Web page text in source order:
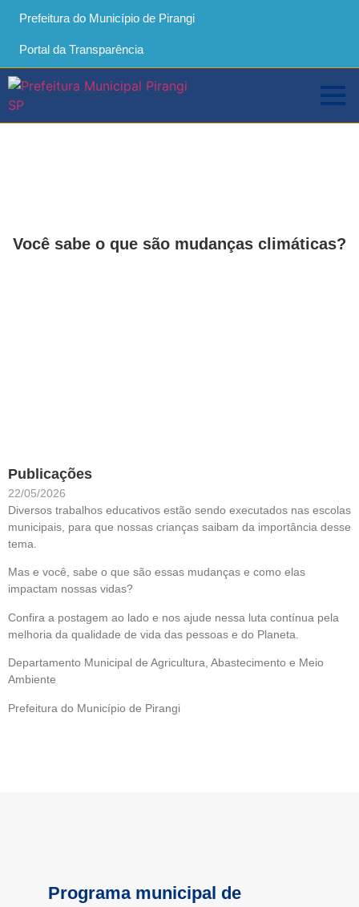
Prefeitura do Município de Pirangi
Portal da Transparência
Você sabe o que são mudanças climáticas?
Publicações
22/05/2026
Diversos trabalhos educativos estão sendo executados nas escolas
municipais, para que nossas crianças saibam da importância desse
tema.
Mas e você, sabe o que são essas mudanças e como elas
impactam nossas vidas?
Confira a postagem ao lado e nos ajude nessa luta contínua pela
melhoria da qualidade de vida das pessoas e do Planeta.
Departamento Municipal de Agricultura, Abastecimento e Meio
Ambiente
Prefeitura do Município de Pirangi
Programa municipal de